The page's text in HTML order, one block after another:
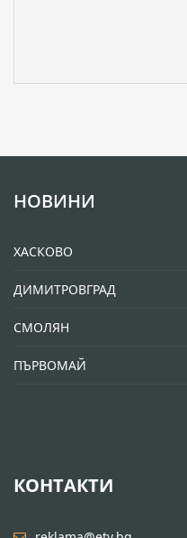
НОВИНИ
ХАСКОВО
ДИМИТРОВГРАД
СМОЛЯН
ПЪРВОМАЙ
КОНТАКТИ